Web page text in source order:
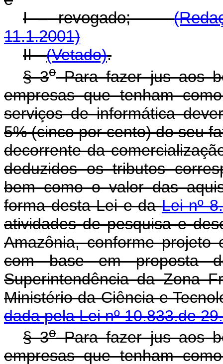
I – revogado;
11.1.2001)
II -(Vetado).
§ 3oPara fazer jus aos
empresas que tenham
serviços de informática
5% (cinco por cento) do seu
decorrente da
deduzidos os tributos
bem como o valor das
forma desta Lei e daLei nº
atividades de pesquisa e
Amazônia, conforme projeto
com base em proposta
Superintendência da Zona
Ministério da
dada pela Lei nº 10.833.de
§ 3oPara fazer jus aos
empresas que tenham